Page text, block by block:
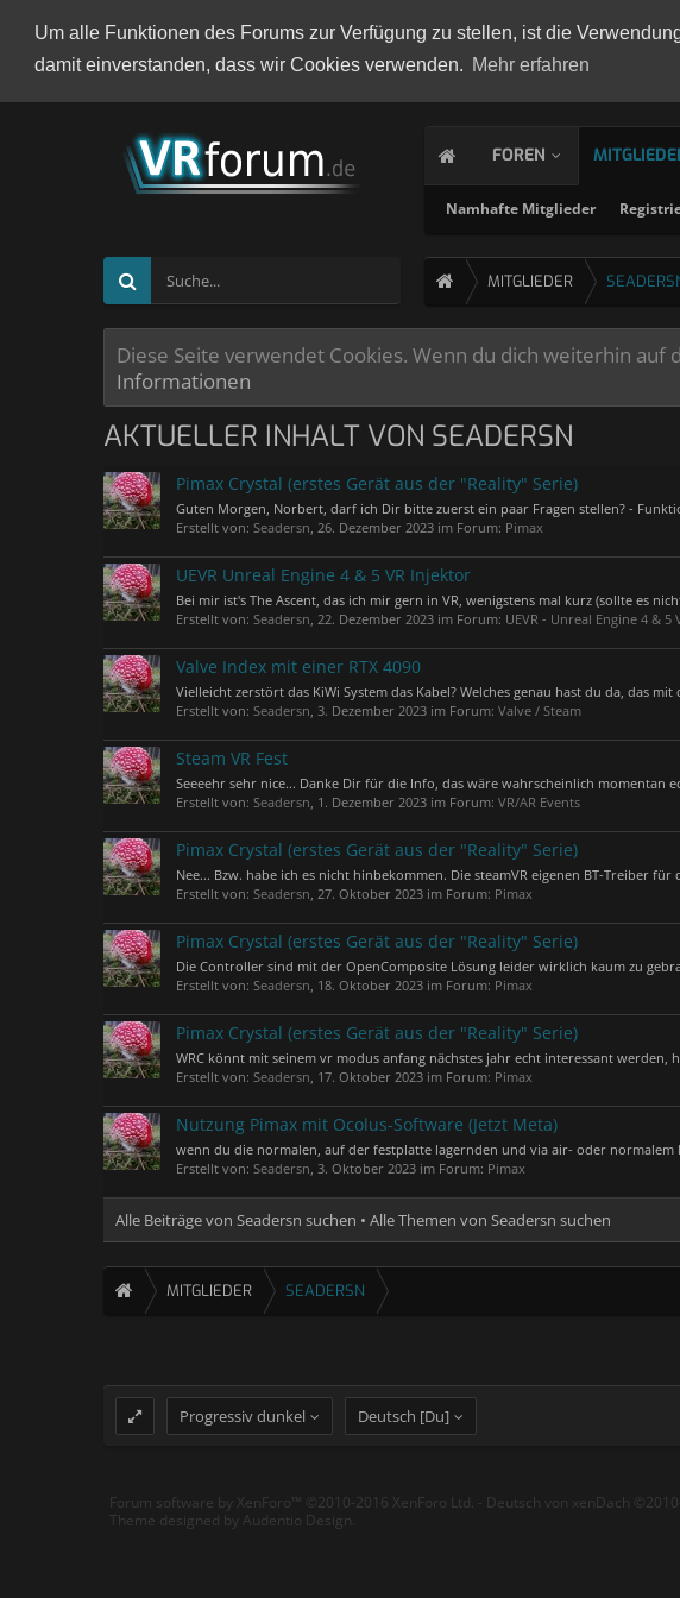
Um alle Funktionen des Forums zur Verfügung zu stellen, ist die
damit einverstanden, dass wir Cookies verwenden. Mehr erfahren
FOREN
Namhafte Mitglieder
MITGLIEDER
Diese Seite verwendet Cookies. Wenn du dich weiterhin
Informationen
AKTUELLER INHALT VON SEADERSN
Pimax Crystal (erstes Gerät aus der "Reality" Serie)
Guten Morgen, Norbert, darf ich Dir bitte zuerst ein paar Fragen stellen? -
Erstellt von: Seadersn, 26. Dezember 2023 im Forum: Pimax
UEVR Unreal Engine 4 & 5 VR Injektor
Bei mir ist's The Ascent, das ich mir gern in VR, wenigstens mal kurz (sollte es
Erstellt von: Seadersn, 22. Dezember 2023 im Forum: UEVR - Unreal Engine 4 & 5
Valve Index mit einer RTX 4090
Vielleicht zerstört das KiWi System das Kabel? Welches genau hast du da, das
Erstellt von: Seadersn, 3. Dezember 2023 im Forum: Valve / Steam
Steam VR Fest
Seeeehr sehr nice... Danke Dir für die Info, das wäre wahrscheinlich momentan
Erstellt von: Seadersn, 1. Dezember 2023 im Forum: VR/AR Events
Pimax Crystal (erstes Gerät aus der "Reality" Serie)
Nee... Bzw. habe ich es nicht hinbekommen. Die steamVR eigenen BT-Treiber
Erstellt von: Seadersn, 27. Oktober 2023 im Forum: Pimax
Pimax Crystal (erstes Gerät aus der "Reality" Serie)
Die Controller sind mit der OpenComposite Lösung leider wirklich kaum zu
Erstellt von: Seadersn, 18. Oktober 2023 im Forum: Pimax
Pimax Crystal (erstes Gerät aus der "Reality" Serie)
WRC könnt mit seinem vr modus anfang nächstes jahr echt interessant
Erstellt von: Seadersn, 17. Oktober 2023 im Forum: Pimax
Nutzung Pimax mit Ocolus-Software (Jetzt Meta)
wenn du die normalen, auf der festplatte lagernden und via air- oder
Erstellt von: Seadersn, 3. Oktober 2023 im Forum: Pimax
Alle Beiträge von Seadersn suchen Alle Themen von Seadersn suchen
MITGLIEDER SEADERSN
Progressiv dunkel Deutsch [Du]
Forum software by XenForo™ ©2010-2016 XenForo Ltd. - Deutsch von xenDach
Theme designed by Audentio Design.